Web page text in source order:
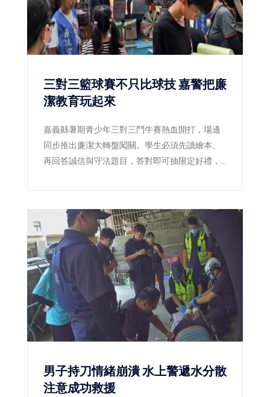
三對三籃球賽不只比球技 嘉警把廉
潔教育玩起來
嘉義縣暑期青少年三對三鬥牛賽熱血開打，場邊
同步推出廉潔大轉盤闖關。學生必須先讀繪本、
再回答誠信與守法題目，答對即可抽限定好禮，
男子持刀情緒崩潰 水上警遞水分散
注意成功救援